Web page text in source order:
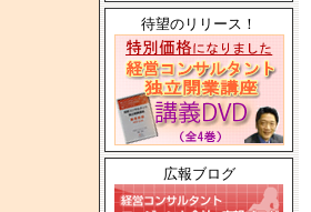
待望のリリース！
広報ブログ